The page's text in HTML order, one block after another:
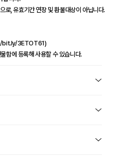
로, 유효기간 연장 및 환불대상이 아닙니다.
bit.ly/3ETOT61)
함에 등록해 사용할 수 있습니다.